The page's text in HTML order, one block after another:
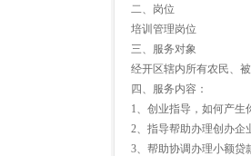
二、岗位
培训管理岗位
三、服务对象
经开区辖内所有农民、
四、服务内容：
1、创业指导，如何产生
2、指导帮助办理创办企
3、帮助协调办理小额贷